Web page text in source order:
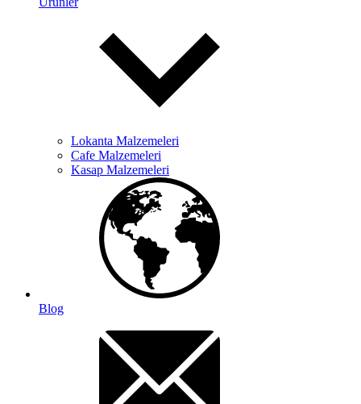
Lokanta Malzemeleri
Cafe Malzemeleri
Kasap Malzemeleri
Blog